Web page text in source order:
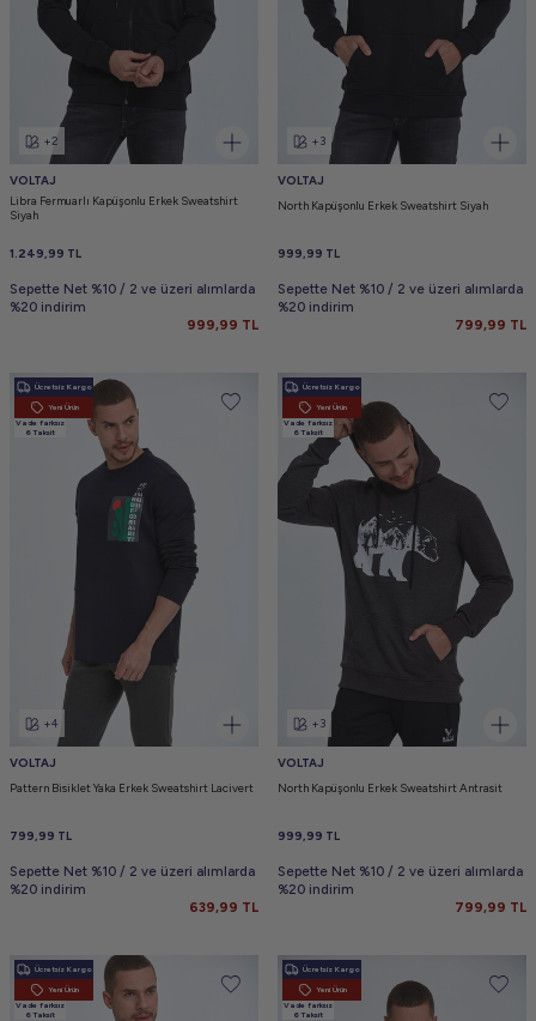
+2
VOLTAJ
Libra Fermuarlı Kapüşonlu Erkek Sweatshirt
Siyah
1.249,99 TL
Sepette Net %10 / 2 ve üzeri alımlarda
%20 indirim
999,99 TL
+3
VOLTAJ
North Kapüşonlu Erkek Sweatshirt Siyah
999,99 TL
Sepette Net %10 / 2 ve üzeri alımlarda
%20 indirim
799,99 TL
Ücretsiz Kargo
Yeni Ürün
Vade farksız
6 Taksit
+4
VOLTAJ
Pattern Bisiklet Yaka Erkek Sweatshirt Lacivert
799,99 TL
Sepette Net %10 / 2 ve üzeri alımlarda
%20 indirim
639,99 TL
Ücretsiz Kargo
Yeni Ürün
Vade farksız
6 Taksit
+3
VOLTAJ
North Kapüşonlu Erkek Sweatshirt Antrasit
999,99 TL
Sepette Net %10 / 2 ve üzeri alımlarda
%20 indirim
799,99 TL
Ücretsiz Kargo
Yeni Ürün
Vade farksız
6 Taksit
Ücretsiz Kargo
Yeni Ürün
Vade farksız
6 Taksit